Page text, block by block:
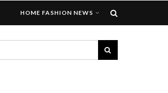
HOME FASHION NEWS